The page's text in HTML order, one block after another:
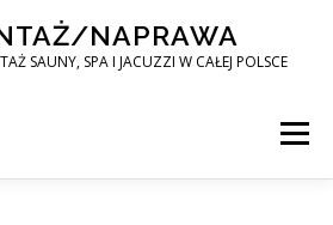
NAPRAWA
SAUNY, SPA I JACUZZI W CAŁEJ POLSCE
Menu